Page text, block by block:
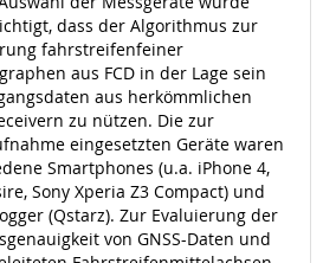
dass der Algorithmus zur
fahrstreifenfeiner
aus FCD in der Lage sein
aus herkömmlichen
zu nützen. Die zur
eingesetzten Geräte waren
Smartphones (u.a. iPhone 4,
Sony Xperia Z3 Compact) und
(Qstarz). Zur Evaluierung der
von GNSS-Daten und